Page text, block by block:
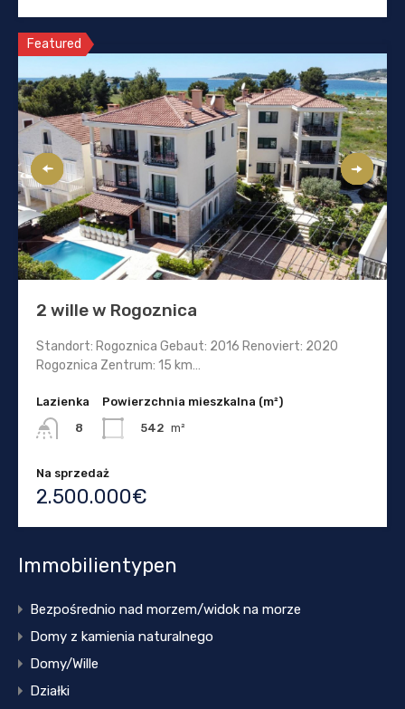
Featured
2 wille w Rogoznica
Standort: Rogoznica Gebaut: 2016 Renoviert: 2020
Rogoznica Zentrum: 15 km…
Lazienka
8
Powierzchnia mieszkalna (m²)
542 m²
Na sprzedaż
2.500.000€
Immobilientypen
Bezpośrednio nad morzem/widok na morze
Domy z kamienia naturalnego
Domy/Wille
Działki